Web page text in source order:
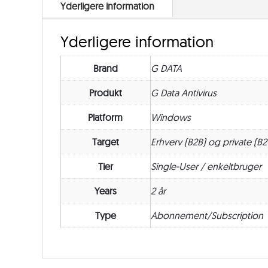
Yderligere information
Yderligere information
Brand G DATA
Produkt G Data Antivirus
Platform Windows
Target Erhverv (B2B) og private
Tier Single-User / enkeltbruger
Years 2 år
Type Abonnement/Subscription